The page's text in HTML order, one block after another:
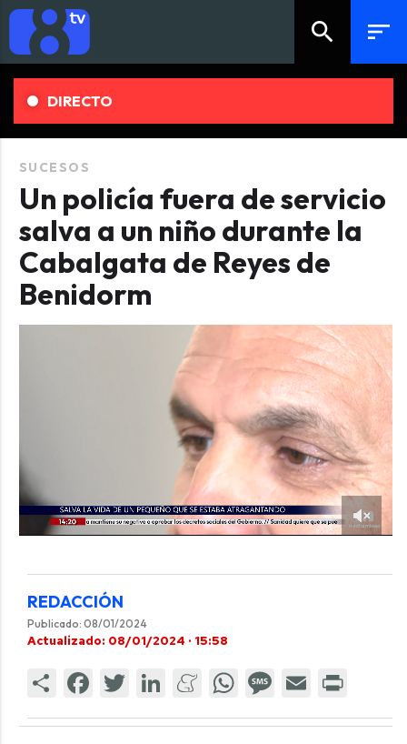
search sort
DIRECTO
SUCESOS
Un policía fuera de servicio
salva a un niño durante la
Cabalgata de Reyes de
Benidorm
REDACCIÓN
Publicado: 08/01/2024
Actualizado: 08/01/2024 · 15:58